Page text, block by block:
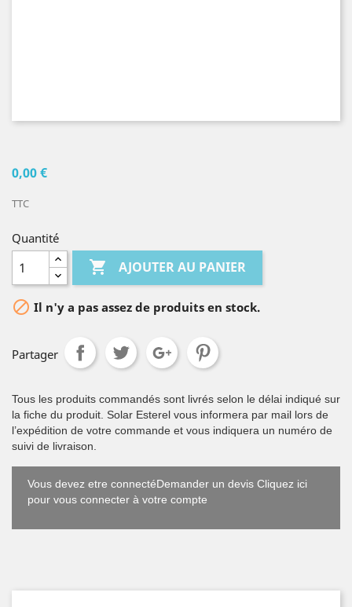
0,00 €
TTC
Quantité
 AJOUTER AU PANIER
 Il n'y a pas assez de produits en stock.
Partager
Tous les produits commandés sont livrés selon le délai indiqué sur
la fiche du produit. Solar Esterel vous informera par mail lors de
l’expédition de votre commande et vous indiquera un numéro de
suivi de livraison.
Vous devez etre connectéDemander un devis Cliquez ici
pour vous connecter à votre compte